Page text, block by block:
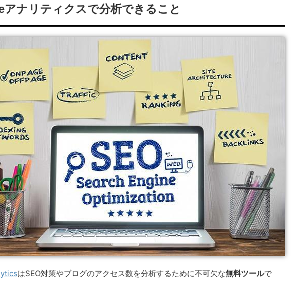
アナリティクスで分析できること
はSEO対策やブログのアクセス数を分析するために不可欠な無料ツールで